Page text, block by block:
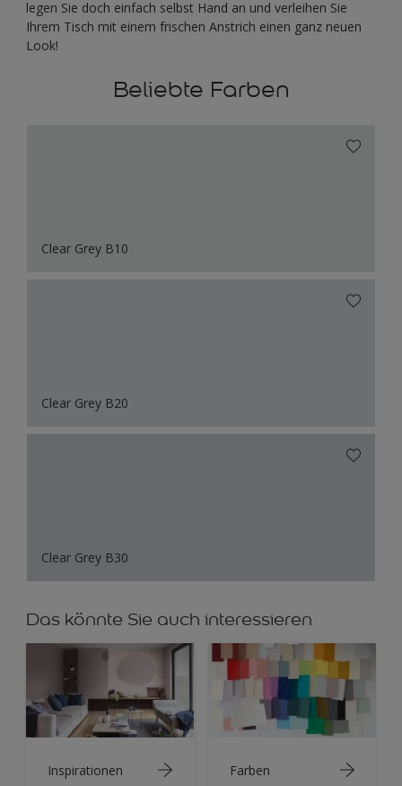
legen Sie doch einfach selbst Hand an und verleihen Sie
Ihrem Tisch mit einem frischen Anstrich einen ganz neuen
Look!
Beliebte Farben
Clear Grey B10
Clear Grey B20
Clear Grey B30
Das könnte Sie auch interessieren
Inspirationen Farben